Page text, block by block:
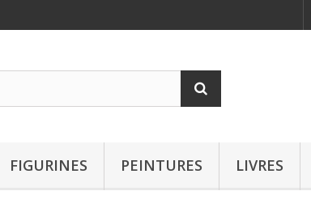
FIGURINES PEINTURES LIVRES